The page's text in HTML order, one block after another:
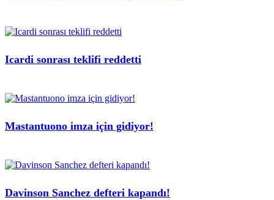
Icardi sonrası teklifi reddetti
Mastantuono imza için gidiyor!
Davinson Sanchez defteri kapandı!